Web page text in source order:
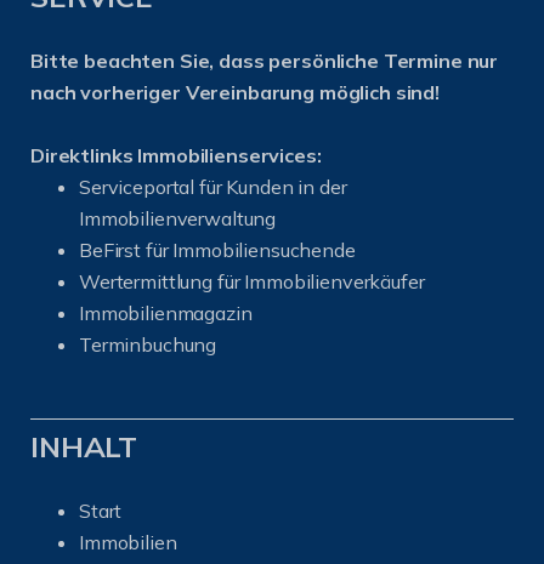
Bitte beachten Sie, dass persönliche Termine nur
nach vorheriger Vereinbarung möglich sind!
Direktlinks Immobilienservices:
Serviceportal für Kunden in der
Immobilienverwaltung
BeFirst für Immobiliensuchende
Wertermittlung für Immobilienverkäufer
Immobilienmagazin
Terminbuchung
INHALT
Start
Immobilien